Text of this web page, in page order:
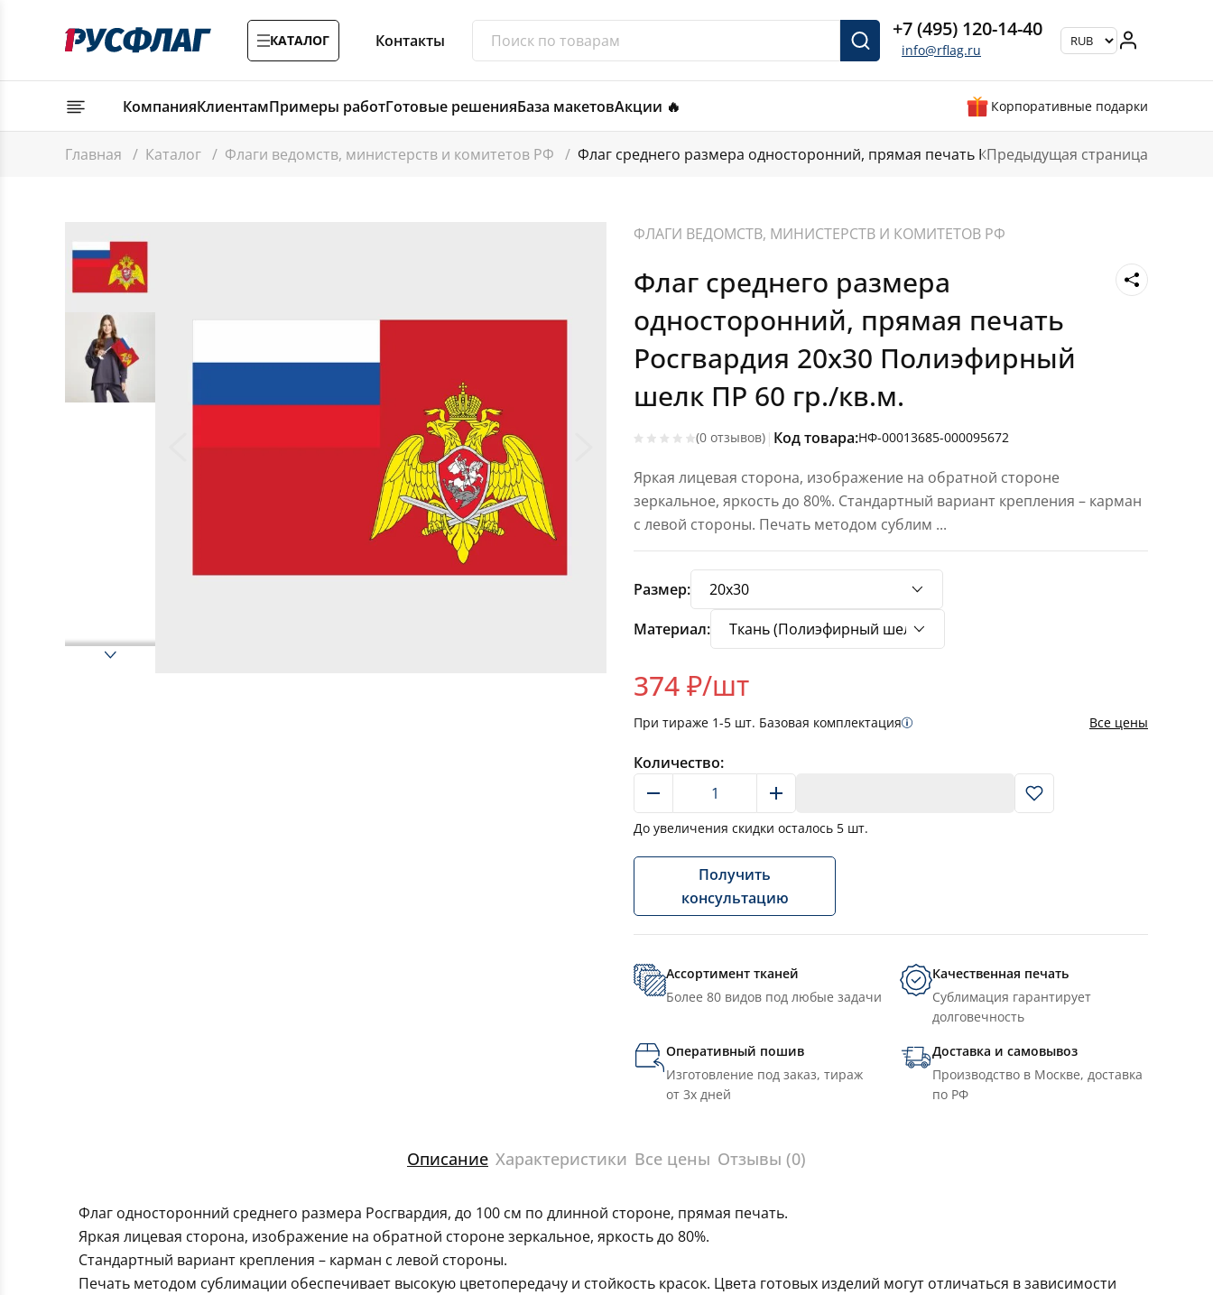
КАТАЛОГ Контакты +7 (495) 120-14-40
info@rflag.ru
КомпанияКлиентамПримеры работГотовые решенияБаза макетовАкции 🔥 Корпоративные подарки
Главная / Каталог / Флаги ведомств, министерств и комитетов РФ / Флаг среднего размера односторонний, прямая печать РосгвардияПредыдущая страница
ФЛАГИ ВЕДОМСТВ, МИНИСТЕРСТВ И КОМИТЕТОВ РФ
Флаг среднего размера
односторонний, прямая печать
Росгвардия 20х30 Полиэфирный
шелк ПР 60 гр./кв.м.
(0 отзывов) | Код товара:НФ-00013685-000095672
Яркая лицевая сторона, изображение на обратной стороне
зеркальное, яркость до 80%. Стандартный вариант крепления – карман
с левой стороны. Печать методом сублим ...
Размер:
Материал:
374₽/шт
При тираже 1-5 шт. Базовая комплектация Все цены
Количество:
До увеличения скидки осталось 5 шт.
Получить
консультацию
Ассортимент тканей
Более 80 видов под любые задачи
Качественная печать
Сублимация гарантирует
долговечность
Оперативный пошив
Изготовление под заказ, тираж
от 3х дней
Доставка и самовывоз
Производство в Москве, доставка
по РФ
Описание Характеристики Все цены Отзывы (0)
Флаг односторонний среднего размера Росгвардия, до 100 см по длинной стороне, прямая печать.
Яркая лицевая сторона, изображение на обратной стороне зеркальное, яркость до 80%.
Стандартный вариант крепления – карман с левой стороны.
Печать методом сублимации обеспечивает высокую цветопередачу и стойкость красок. Цвета готовых изделий могут отличаться в зависимости